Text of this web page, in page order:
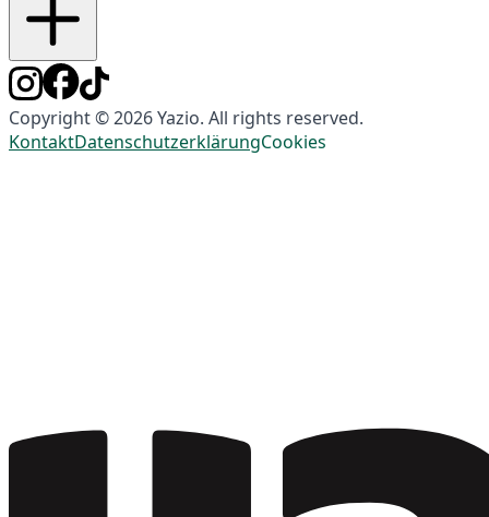
Copyright © 2026 Yazio. All rights reserved.
KontaktDatenschutzerklärungCookies